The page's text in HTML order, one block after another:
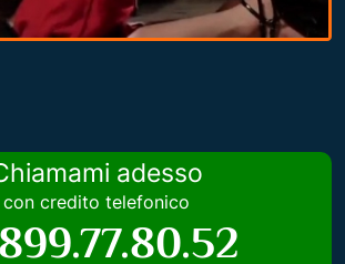
adesso
con credito telefonico
899.77.80.52